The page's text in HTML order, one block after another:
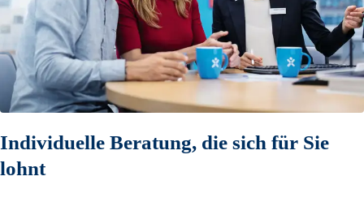
Individuelle Beratung, die sich für Sie
lohnt